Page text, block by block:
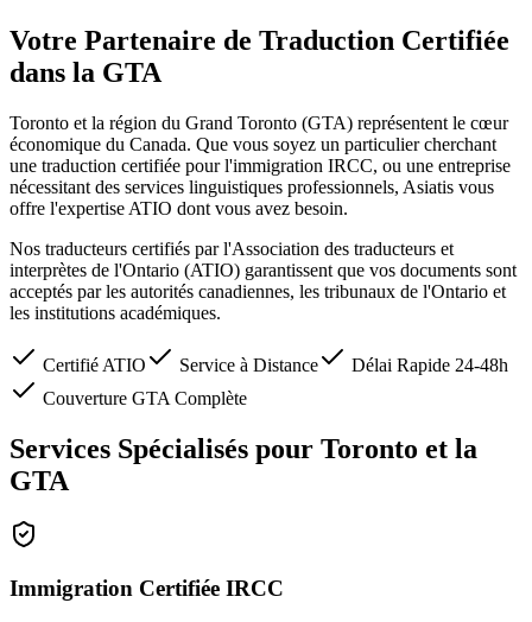
Votre Partenaire de Traduction Certifiée
dans la GTA
Toronto et la région du Grand Toronto (GTA) représentent le cœur
économique du Canada. Que vous soyez un particulier cherchant
une traduction certifiée pour l'immigration IRCC, ou une entreprise
nécessitant des services linguistiques professionnels, Asiatis vous
offre l'expertise ATIO dont vous avez besoin.
Nos traducteurs certifiés par l'Association des traducteurs et
interprètes de l'Ontario (ATIO) garantissent que vos documents sont
acceptés par les autorités canadiennes, les tribunaux de l'Ontario et
les institutions académiques.
Certifié ATIO Service à Distance
Délai Rapide 24-48h
Couverture GTA Complète
Services Spécialisés pour Toronto et la
GTA
Immigration Certifiée IRCC